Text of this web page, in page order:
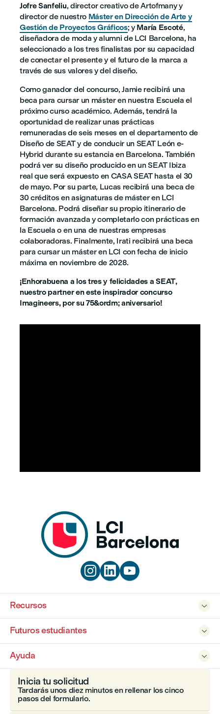
Jofre Sanfeliu, director creativo de Artofmany y
director de nuestro Máster en Dirección de Arte y
Gestión de Proyectos Gráficos; y María Escoté,
diseñadora de moda y alumni de LCI Barcelona, ha
seleccionado a los tres finalistas por su capacidad
de conectar el presente y el futuro de la marca a
través de sus valores y del diseño.
Como ganador del concurso, Jamie recibirá una
beca para cursar un máster en nuestra Escuela el
próximo curso académico. Además, tendrá la
oportunidad de realizar unas prácticas
remuneradas de seis meses en el departamento de
Diseño de SEAT y de conducir un SEAT León e-
Hybrid durante su estancia en Barcelona. También
podrá ver su diseño producido en un SEAT Ibiza
real que será expuesto en CASA SEAT hasta el 30
de mayo. Por su parte, Lucas recibirá una beca de
30 créditos en asignaturas de máster en LCI
Barcelona. Podrá diseñar su propio itinerario de
formación avanzada y completarlo con prácticas en
la Escuela o en una de nuestras empresas
colaboradoras. Finalmente, Irati recibirá una beca
para cursar un máster en LCI con fecha de inicio
máxima en noviembre de 2028.
¡Enhorabuena a los tres y felicidades a SEAT,
nuestro partner en este inspirador concurso
Imagineers, por su 75&ordm; aniversario!
  

Recursos

Futuros estudiantes

Ayuda
Inicia tu solicitud
Tardarás unos diez minutos en rellenar los cinco
pasos del formulario.